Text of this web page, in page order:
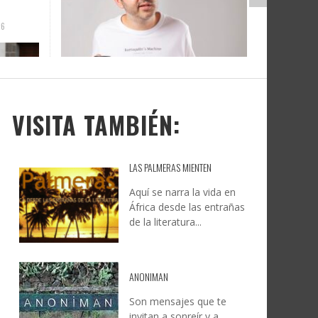
EL
CULTURE & BUSINESS PRIDE
CULMINA UN REGRESO HISTÓRICO
Y CONSOLIDA A GRAN CANARIA
COMO REFERENTE INTERNACIONAL
DERECHOS HUMANOS LGTBIQA+.
CREATIVA CANARIA, 5 AGOSTO, 2026
JESÚS RODRÍGUEZ FALCÓN:
NATURALEZA, CAMINO Y
FOTOGRAFÍA
LEONCIO GONZÁLEZ, 9 JUNIO, 2026
VISITA TAMBIÉN:
LAS PALMERAS MIENTEN
Aquí se narra la vida en
África desde las entrañas
de la literatura...
ANONIMAN
Son mensajes que te